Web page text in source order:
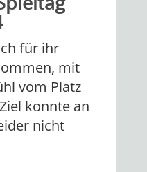
für ihr
mit
vom Platz
konnte an
nicht